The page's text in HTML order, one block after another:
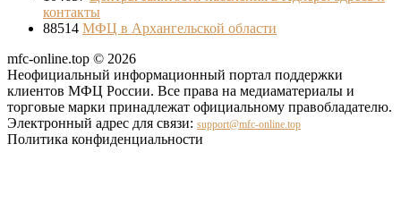
контакты
88514 МФЦ в Архангельской области
mfc-online.top © 2026
Неофициальный информационный портал поддержки
клиентов МФЦ России. Все права на медиаматериалы и
торговые марки принадлежат официальному правобладателю.
Электронный адрес для связи: support@mfc-online.top
Политика конфиденциальности